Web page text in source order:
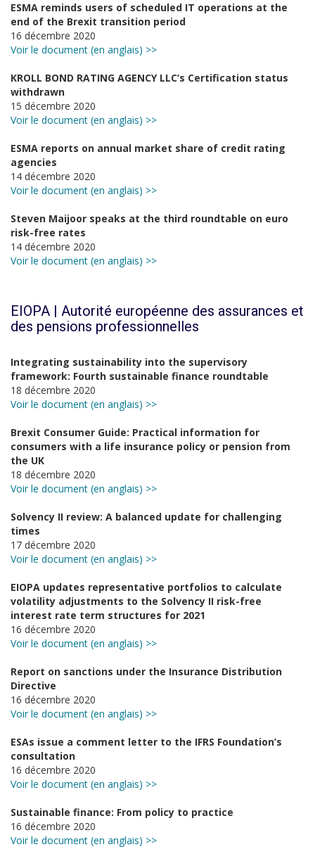
ESMA reminds users of scheduled IT operations at the
end of the Brexit transition period
16 décembre 2020
Voir le document (en anglais) >>
KROLL BOND RATING AGENCY LLC’s Certification status
withdrawn
15 décembre 2020
Voir le document (en anglais) >>
ESMA reports on annual market share of credit rating
agencies
14 décembre 2020
Voir le document (en anglais) >>
Steven Maijoor speaks at the third roundtable on euro
risk-free rates
14 décembre 2020
Voir le document (en anglais) >>
EIOPA | Autorité européenne des assurances et
des pensions professionnelles
Integrating sustainability into the supervisory
framework: Fourth sustainable finance roundtable
18 décembre 2020
Voir le document (en anglais) >>
Brexit Consumer Guide: Practical information for
consumers with a life insurance policy or pension from
the UK
18 décembre 2020
Voir le document (en anglais) >>
Solvency II review: A balanced update for challenging
times
17 décembre 2020
Voir le document (en anglais) >>
EIOPA updates representative portfolios to calculate
volatility adjustments to the Solvency II risk-free
interest rate term structures for 2021
16 décembre 2020
Voir le document (en anglais) >>
Report on sanctions under the Insurance Distribution
Directive
16 décembre 2020
Voir le document (en anglais) >>
ESAs issue a comment letter to the IFRS Foundation’s
consultation
16 décembre 2020
Voir le document (en anglais) >>
Sustainable finance: From policy to practice
16 décembre 2020
Voir le document (en anglais) >>